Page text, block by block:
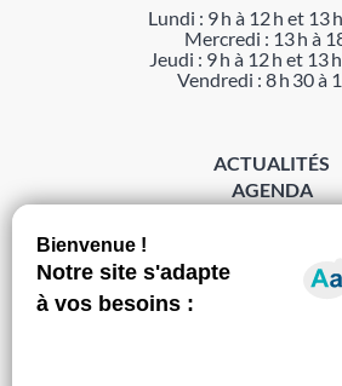
Lundi : 9 h à 12 h et 13
Mercredi : 13 h à
Jeudi : 9 h à 12 h et 13
Vendredi : 8 h 30 à
ACTUALITÉS
AGENDA
MENTIONS
PROTECTION DES
POLITIQUE DE GESTION